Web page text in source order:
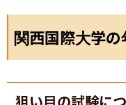
関西国際大学
狙い目の試験に